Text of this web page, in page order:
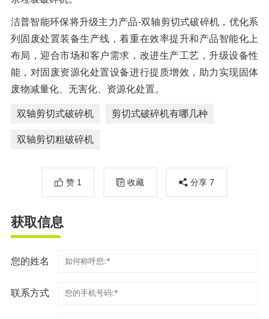
洁普智能环保将升级主力产品-双轴剪切式破碎机，优化系
列固废处置装备生产线，着重在效率提升和产品智能化上
布局，迎合市场和客户需求，改进生产工艺，升级设备性
能，对固废资源化处置设备进行提质增效，助力实现固体
废物减量化、无害化、资源化处置。
双轴剪切式破碎机 剪切式破碎机有哪几种
双轴剪切粗破碎机
赞 1 收藏 分享 7
获取信息
您的姓名
联系方式